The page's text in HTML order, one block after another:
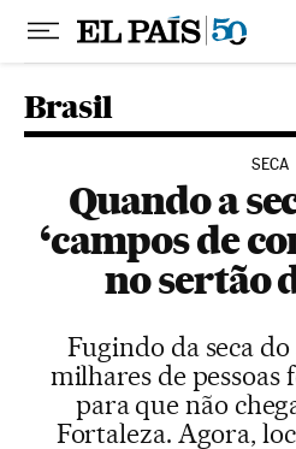
Pular para o conteúdo
Brasil
SECA
Quando a
‘campos de
no sertão
Fugindo da seca do
milhares de pessoas
para que não
Fortaleza. Agora,